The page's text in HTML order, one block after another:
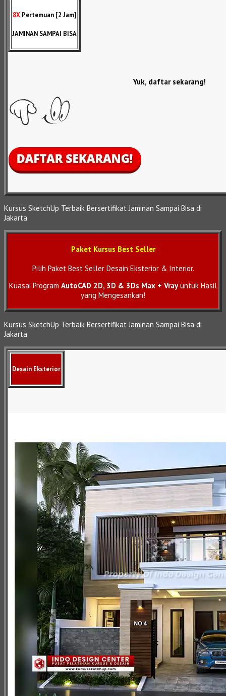
8X Pertemuan [2 Jam]
JAMINAN SAMPAI BISA
Yuk, daftar sekarang!
Kursus SketchUp Terbaik Bersertifikat Jaminan Sampai Bisa di
Jakarta
Paket Kursus Best Seller
Pilih Paket Best Seller Desain Eksterior & Interior.
Kuasai Program AutoCAD 2D, 3D & 3Ds Max + Vrayuntuk Hasil
yang Mengesankan!
Kursus SketchUp Terbaik Bersertifikat Jaminan Sampai Bisa di
Jakarta
Desain Eksterior